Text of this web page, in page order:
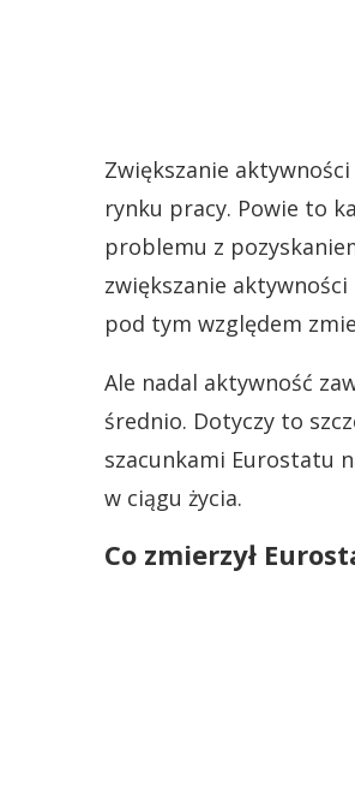
Zwiększanie
rynku pracy. Powie to
problemu z
zwiększanie
pod tym względem
Ale nadal aktywność
średnio. Dotyczy to
szacunkami Eurostatu
w ciągu życia.
Co zmierzył